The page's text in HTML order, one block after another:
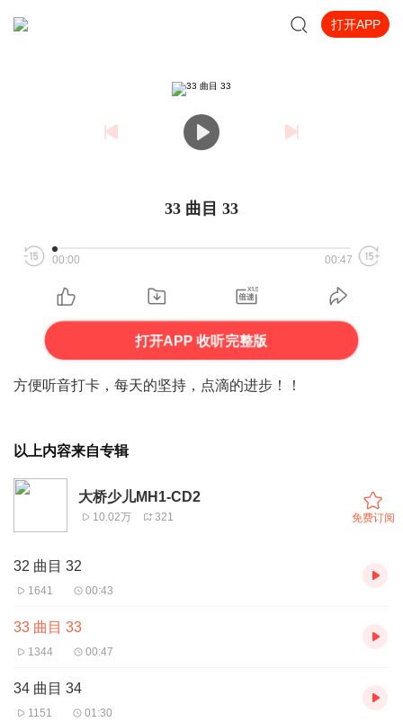
打开APP
33 曲目 33
00:00 00:47
打开APP 收听完整版
方便听音打卡，每天的坚持，点滴的进步！！
以上内容来自专辑
大桥少儿MH1-CD2
10.02万 321 免费订阅
32 曲目 32
1641 00:43
33 曲目 33
1344 00:47
34 曲目 34
1151 01:30